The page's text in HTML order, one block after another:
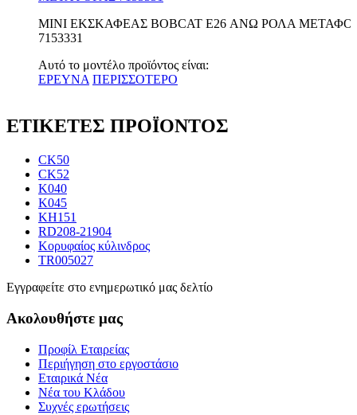
ΜΙΝΙ ΕΚΣΚΑΦΕΑΣ BOBCAT E26 ΑΝΩ ΡΟΛΑ
7153331
Αυτό το μοντέλο προϊόντος είναι:
ΕΡΕΥΝΑ ΠΕΡΙΣΣΟΤΕΡΟ
ΕΤΙΚΕΤΕΣ ΠΡΟΪΟΝΤΟΣ
CK50
CK52
Κ040
Κ045
KH151
RD208-21904
Κορυφαίος κύλινδρος
TR005027
Εγγραφείτε στο ενημερωτικό μας δελτίο
Ακολουθήστε μας
Προφίλ Εταιρείας
Περιήγηση στο εργοστάσιο
Εταιρικά Νέα
Νέα του Κλάδου
Συχνές ερωτήσεις